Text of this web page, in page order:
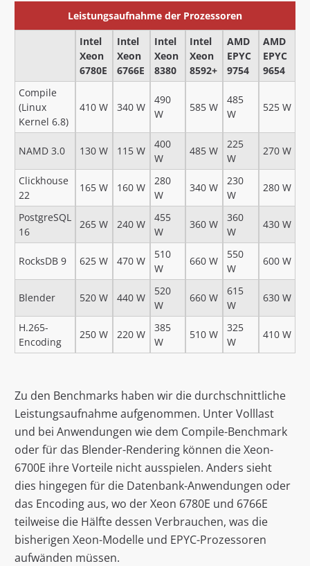
Leistungsaufnahme der Prozessoren
Intel
Xeon
6780E
Intel
Xeon
6766E
Intel
Xeon
8380
Intel
Xeon
8592+
AMD
EPYC
9754
AMD
EPYC
9654
Compile
(Linux
Kernel 6.8)
410 W 340 W
490
W
585 W
485
W
525 W
NAMD 3.0 130 W 115 W
400
W
485 W
225
W
270 W
Clickhouse
22
165 W 160 W
280
W
340 W
230
W
280 W
PostgreSQL
16
265 W 240 W
455
W
360 W
360
W
430 W
RocksDB 9 625 W 470 W
510
W
660 W
550
W
600 W
Blender 520 W 440 W
520
W
660 W
615
W
630 W
H.265-
Encoding
250 W 220 W
385
W
510 W
325
W
410 W
Zu den Benchmarks haben wir die durchschnittliche
Leistungsaufnahme aufgenommen. Unter Volllast
und bei Anwendungen wie dem Compile-Benchmark
oder für das Blender-Rendering können die Xeon-
6700E ihre Vorteile nicht ausspielen. Anders sieht
dies hingegen für die Datenbank-Anwendungen oder
das Encoding aus, wo der Xeon 6780E und 6766E
teilweise die Hälfte dessen Verbrauchen, was die
bisherigen Xeon-Modelle und EPYC-Prozessoren
aufwänden müssen.